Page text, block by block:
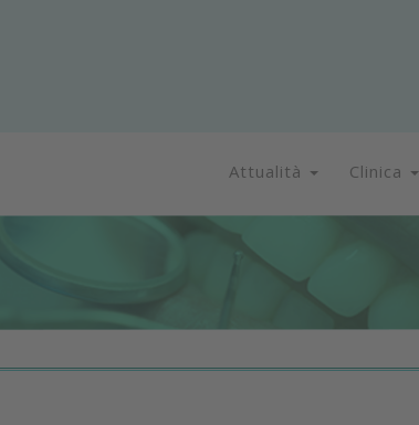
Attualità Clinica